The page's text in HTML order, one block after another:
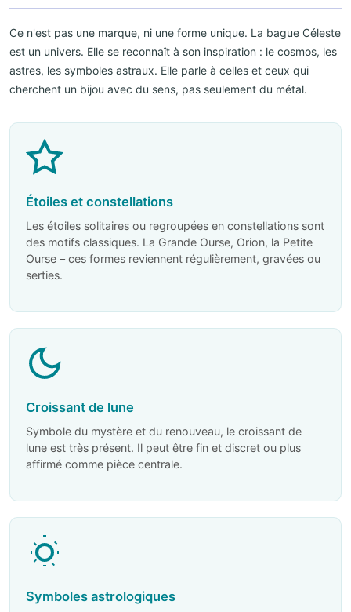
Ce n'est pas une marque, ni une forme unique. La bague Céleste
est un univers. Elle se reconnaît à son inspiration : le cosmos, les
astres, les symboles astraux. Elle parle à celles et ceux qui
cherchent un bijou avec du sens, pas seulement du métal.
Étoiles et constellations
Les étoiles solitaires ou regroupées en constellations sont
des motifs classiques. La Grande Ourse, Orion, la Petite
Ourse – ces formes reviennent régulièrement, gravées ou
serties.
Croissant de lune
Symbole du mystère et du renouveau, le croissant de
lune est très présent. Il peut être fin et discret ou plus
affirmé comme pièce centrale.
Symboles astrologiques